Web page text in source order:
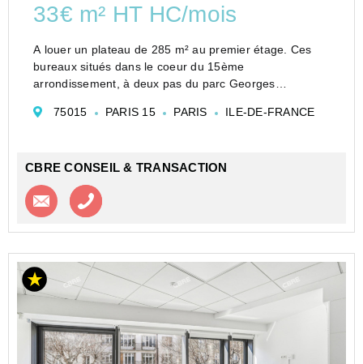
33€ m² HT HC/mois
A louer un plateau de 285 m² au premier étage. Ces
bureaux situés dans le coeur du 15ème
arrondissement, à deux pas du parc Georges
ouvert et fermé , une surface prête à accueillir vos
75015 PARIS 15 PARIS ILE-DE-FRANCE
CBRE CONSEIL & TRANSACTION
Contacter l'agence